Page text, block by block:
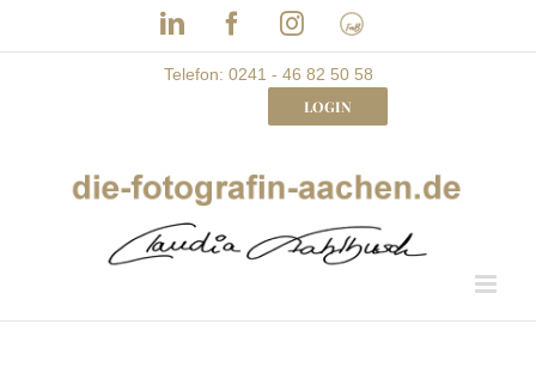
LinkedInFacebookInstagram
Frau
mit
Bizz
Telefon: 0241 - 46 82 50 58
LOGIN